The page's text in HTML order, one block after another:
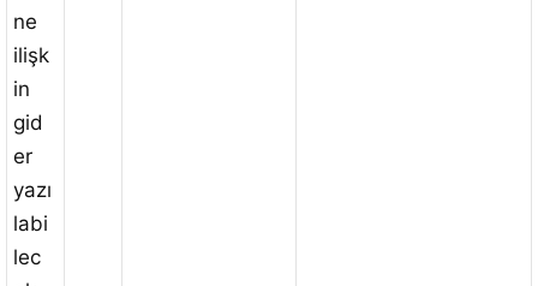
ne
ilişk
in
gid
er
yazı
labi
lec